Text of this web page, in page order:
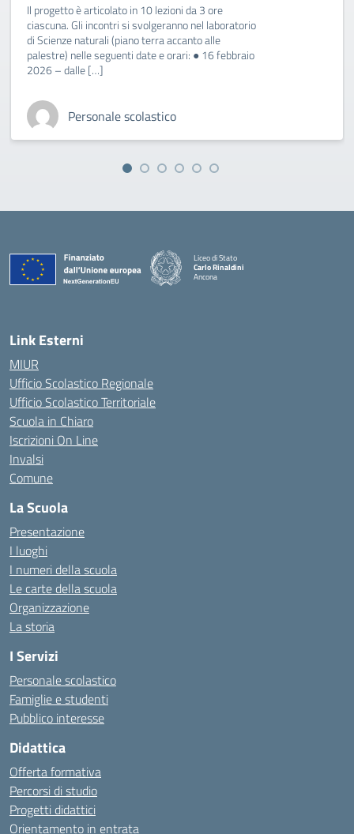
Il progetto è articolato in 10 lezioni da 3 ore
ciascuna. Gli incontri si svolgeranno nel laboratorio
di Scienze naturali (piano terra accanto alle
palestre) nelle seguenti date e orari: ● 16 febbraio
2026 – dalle […]
Personale scolastico
Liceo di Stato
Carlo Rinaldini
Ancona
Link Esterni
MIUR
Ufficio Scolastico Regionale
Ufficio Scolastico Territoriale
Scuola in Chiaro
Iscrizioni On Line
Invalsi
Comune
La Scuola
Presentazione
I luoghi
I numeri della scuola
Le carte della scuola
Organizzazione
La storia
I Servizi
Personale scolastico
Famiglie e studenti
Pubblico interesse
Didattica
Offerta formativa
Percorsi di studio
Progetti didattici
Orientamento in entrata